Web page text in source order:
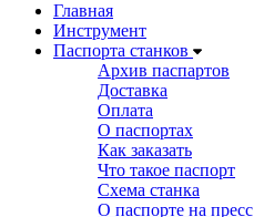
Главная
Инструмент
Паспорта станков
Архив паспартов
Доставка
Оплата
О паспортах
Как заказать
Что такое паспорт
Схема станка
О паспорте на пресс